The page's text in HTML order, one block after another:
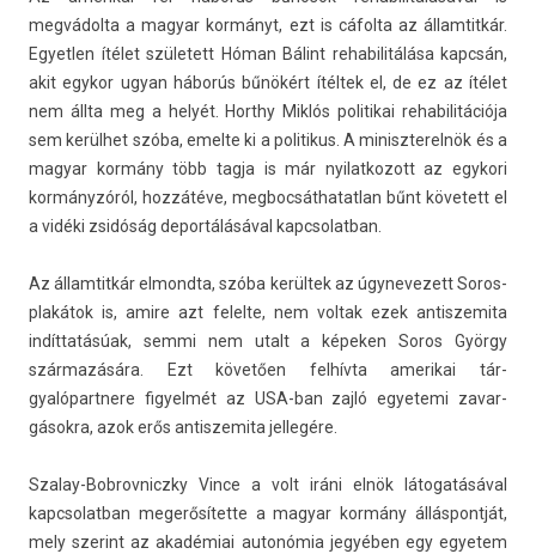
megvádolta a magyar kormányt, ezt is cáfolta az állam­titkár.
Egyetl­en ítélet született Hóman Bálint re­habilitálása kapcsán,
akit egykor ugyan háborús bűnökért ítéltek el, de ez az ítélet
nem állta meg a helyét. Horthy Miklós politikai re­habilitációja
sem kerülhet szóba, em­el­te ki a politikus. A miniszterel­nök és a
magyar kormány több tagja is már nyilat­kozott az egykori
kormányzóról, hozzátéve, meg­bocsát­hatat­lan bűnt követett el
a vidéki zsidóság de­por­tálásáv­al kapcsolat­ban.
Az állam­titkár el­mondta, szóba kerültek az úgynevezett Soros-
plakátok is, amire azt felel­te, nem vol­tak ezek anti­szemita
indíttatásúak, semmi nem utalt a képeken Soros György
származására. Ezt követően felhívta amerikai tár­
gyalópartnere figyel­mét az USA-ban zajló egyetemi zavar­
gások­ra, azok erős anti­szemita jel­legére.
Szalay-Bobrovniczky Vince a volt iráni elnök látogatásával
kapcsolat­ban megerősítette a magyar kormány állás­pontját,
mely szerint az akadémiai autonómia jegyében egy egyetem